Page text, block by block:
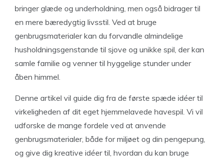
bringer glæde og underholdning, men også bidrager til
en mere bæredygtig livsstil. Ved at bruge
genbrugsmaterialer kan du forvandle almindelige
husholdningsgenstande til sjove og unikke spil, der kan
samle familie og venner til hyggelige stunder under
åben himmel.
Denne artikel vil guide dig fra de første spæde idéer til
virkeligheden af dit eget hjemmelavede havespil. Vi vil
udforske de mange fordele ved at anvende
genbrugsmaterialer, både for miljøet og din pengepung,
og give dig kreative idéer til, hvordan du kan bruge